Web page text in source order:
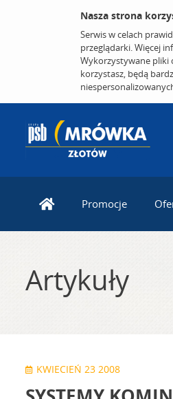
Nasza strona
Serwis w celach
przeglądarki. Więcej
Wykorzystywane pliki
korzystasz, będą
Promocje
Artykuły
KWIECIEŃ 23 2008